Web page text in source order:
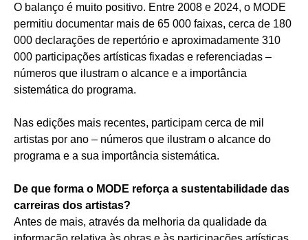
O balanço é muito positivo. Entre 2008 e 2024, o MODE
permitiu documentar mais de 65 000 faixas, cerca de 180
000 declarações de repertório e aproximadamente 310
000 participações artísticas fixadas e referenciadas –
números que ilustram o alcance e a importância
sistemática do programa.
Nas edições mais recentes, participam cerca de mil
artistas por ano – números que ilustram o alcance do
programa e a sua importância sistemática.
De que forma o MODE reforça a sustentabilidade das
carreiras dos artistas?
Antes de mais, através da melhoria da qualidade da